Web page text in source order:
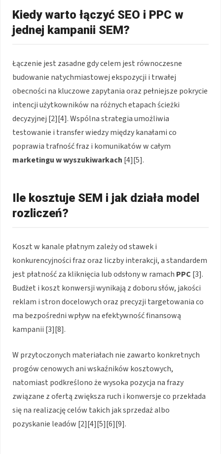
Kiedy warto łączyć SEO i PPC w
jednej kampanii SEM?
Łączenie jest zasadne gdy celem jest równoczesne
budowanie natychmiastowej ekspozycji i trwałej
obecności na kluczowe zapytania oraz pełniejsze pokrycie
intencji użytkowników na różnych etapach ścieżki
decyzyjnej [2][4]. Wspólna strategia umożliwia
testowanie i transfer wiedzy między kanałami co
poprawia trafność fraz i komunikatów w całym
marketingu w wyszukiwarkach [4][5].
Ile kosztuje SEM i jak działa model
rozliczeń?
Koszt w kanale płatnym zależy od stawek i
konkurencyjności fraz oraz liczby interakcji, a standardem
jest płatność za kliknięcia lub odsłony w ramach PPC [3].
Budżet i koszt konwersji wynikają z doboru słów, jakości
reklam i stron docelowych oraz precyzji targetowania co
ma bezpośredni wpływ na efektywność finansową
kampanii [3][8].
W przytoczonych materiałach nie zawarto konkretnych
progów cenowych ani wskaźników kosztowych,
natomiast podkreślono że wysoka pozycja na frazy
związane z ofertą zwiększa ruch i konwersje co przekłada
się na realizację celów takich jak sprzedaż albo
pozyskanie leadów [2][4][5][6][9].